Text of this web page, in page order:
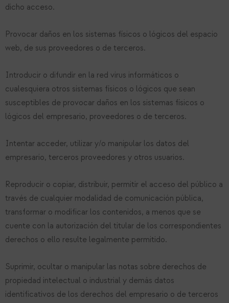
dicho acceso.
Provocar daños en los sistemas físicos o lógicos del espacio
web, de sus proveedores o de terceros.
Introducir o difundir en la red virus informáticos o
cualesquiera otros sistemas físicos o lógicos que sean
susceptibles de provocar daños en los sistemas físicos o
lógicos del empresario, proveedores o de terceros.
Intentar acceder, utilizar y/o manipular los datos del
empresario, terceros proveedores y otros usuarios.
Reproducir o copiar, distribuir, permitir el acceso del público a
través de cualquier modalidad de comunicación pública,
transformar o modificar los contenidos, a menos que se
cuente con la autorización del titular de los correspondientes
derechos o ello resulte legalmente permitido.
Suprimir, ocultar o manipular las notas sobre derechos de
propiedad intelectual o industrial y demás datos
identificativos de los derechos del empresario o de terceros